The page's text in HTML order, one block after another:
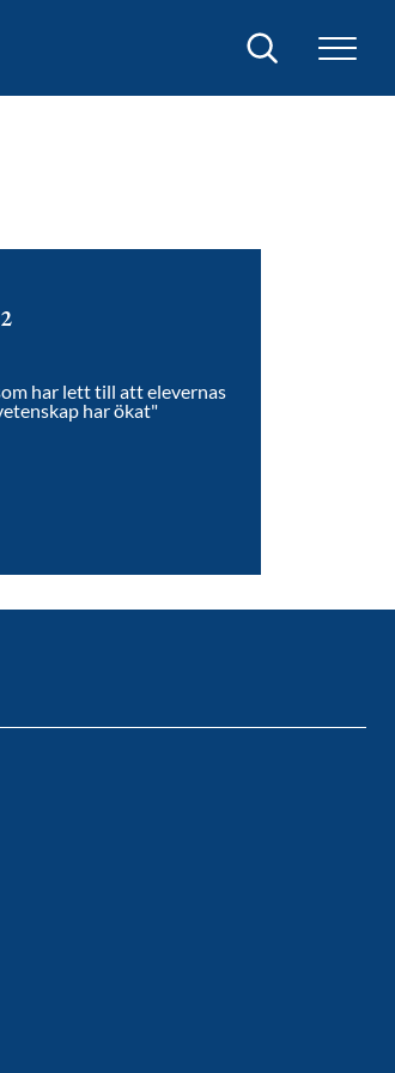
Sök
har lett till att elevernas
har ökat"